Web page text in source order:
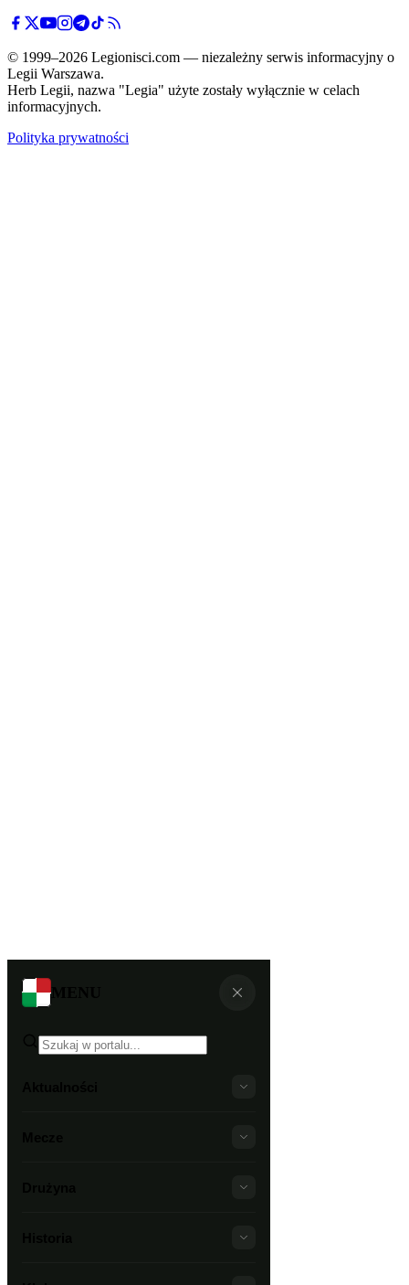
© 1999–2026 Legionisci.com — niezależny serwis informacyjny o
Legii Warszawa.
Herb Legii, nazwa "Legia" użyte zostały wyłącznie w celach
informacyjnych.
Polityka prywatności